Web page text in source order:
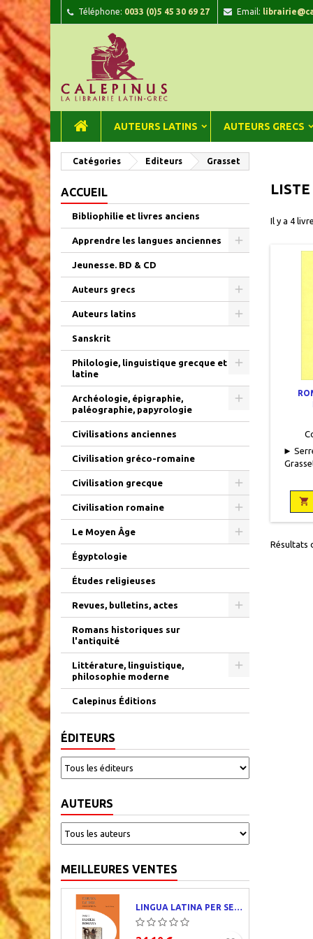
Téléphone: 0033 (0)5 45 30 69 27 Email:
AUTEURS LATINS AUTEURS GRECS
Catégories Editeurs Grasset
ACCUEIL
Bibliophilie et livres anciens
Apprendre les langues anciennes
Jeunesse. BD & CD
Auteurs grecs
Auteurs latins
Sanskrit
Philologie, linguistique grecque et
latine
Archéologie, épigraphie,
paléographie, papyrologie
Civilisations anciennes
Civilisation gréco-romaine
Civilisation grecque
Civilisation romaine
Le Moyen Âge
Égyptologie
Études religieuses
Revues, bulletins, actes
Romans historiques sur
l'antiquité
Littérature, linguistique,
philosophie moderne
Calepinus Éditions
ÉDITEURS
AUTEURS
MEILLEURES VENTES
LINGUA LATINA PER SE ILLUSTRATA. PARS I : FAMILIA ROMANA
LISTE
Il y a 4
►

Résultats